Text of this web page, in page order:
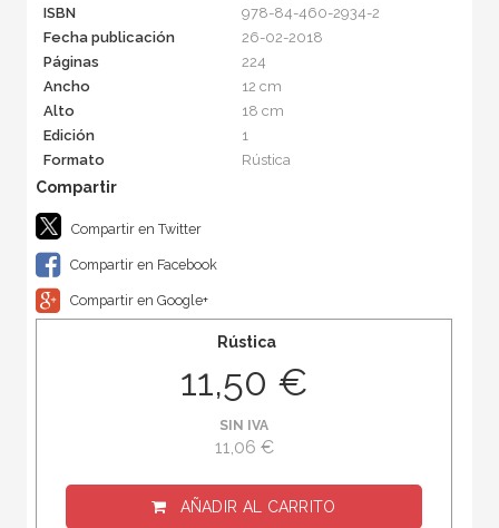
ISBN
978-84-460-2934-2
Fecha publicación
26-02-2018
Páginas
224
Ancho
12 cm
Alto
18 cm
Edición
1
Formato
Rústica
Compartir en Twitter
Compartir en Facebook
Compartir en Google+
Rústica
11,50 €
SIN IVA
11,06 €
AÑADIR AL CARRITO